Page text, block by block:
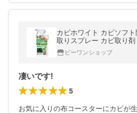
カビホワイト カビソフ
取りスプレー カビ取り剤
さしいタイプ [木材・畳
50ml ビーワンショップ
ビーワンショップ
凄いです!
5
お気に入りの布コースターにカビが